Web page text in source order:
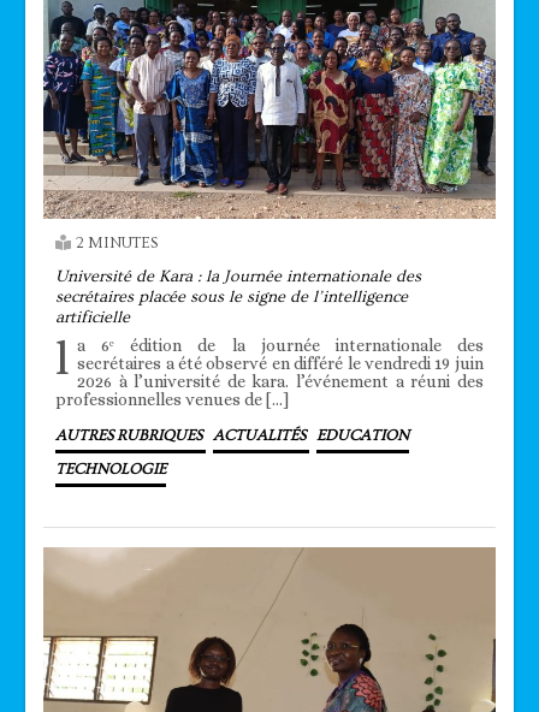
2 MINUTES
Université de Kara : la Journée internationale des
secrétaires placée sous le signe de l’intelligence
artificielle
l a 6ᵉ édition de la journée internationale des
secrétaires a été observé en différé le vendredi 19 juin
2026 à l’université de kara. l’événement a réuni des
professionnelles venues de […]
AUTRES RUBRIQUES ACTUALITÉS EDUCATION
TECHNOLOGIE